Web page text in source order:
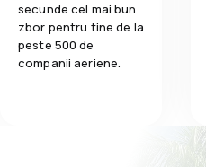
Mâncare
secunde cel mai bun
zbor pentru tine de la
peste 500 de
companii aeriene.